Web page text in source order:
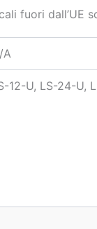
fuori dall’UE
A
12-U, LS-24-U,